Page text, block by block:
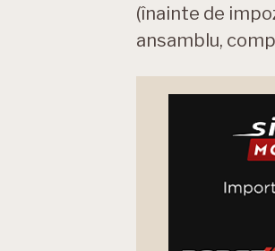
(înainte de
ansamblu,